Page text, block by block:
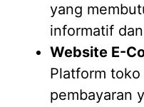
yang
informatif
Website E-
Platform
pembayaran